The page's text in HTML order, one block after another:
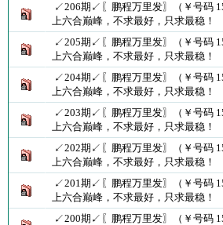
↙206期↙〖鹏程万里发〗（￥号码
上六合巅峰，不求最好，只求最稳！
↙205期↙〖鹏程万里发〗（￥号码
上六合巅峰，不求最好，只求最稳！
↙204期↙〖鹏程万里发〗（￥号码
上六合巅峰，不求最好，只求最稳！
↙203期↙〖鹏程万里发〗（￥号码
上六合巅峰，不求最好，只求最稳！
↙202期↙〖鹏程万里发〗（￥号码
上六合巅峰，不求最好，只求最稳！
↙201期↙〖鹏程万里发〗（￥号码
上六合巅峰，不求最好，只求最稳！
↙200期↙〖鹏程万里发〗（￥号码